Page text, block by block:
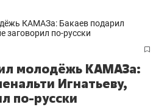
молодёжь КАМАЗа:
Игнатьеву,
по-русски